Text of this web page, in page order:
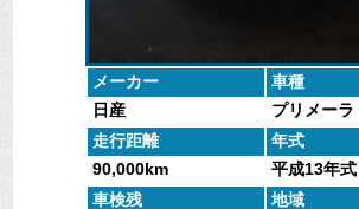
メーカー
車種
日産
プリメーラ
走行距離
年式
90,000km
平成13年式
車検残
地域